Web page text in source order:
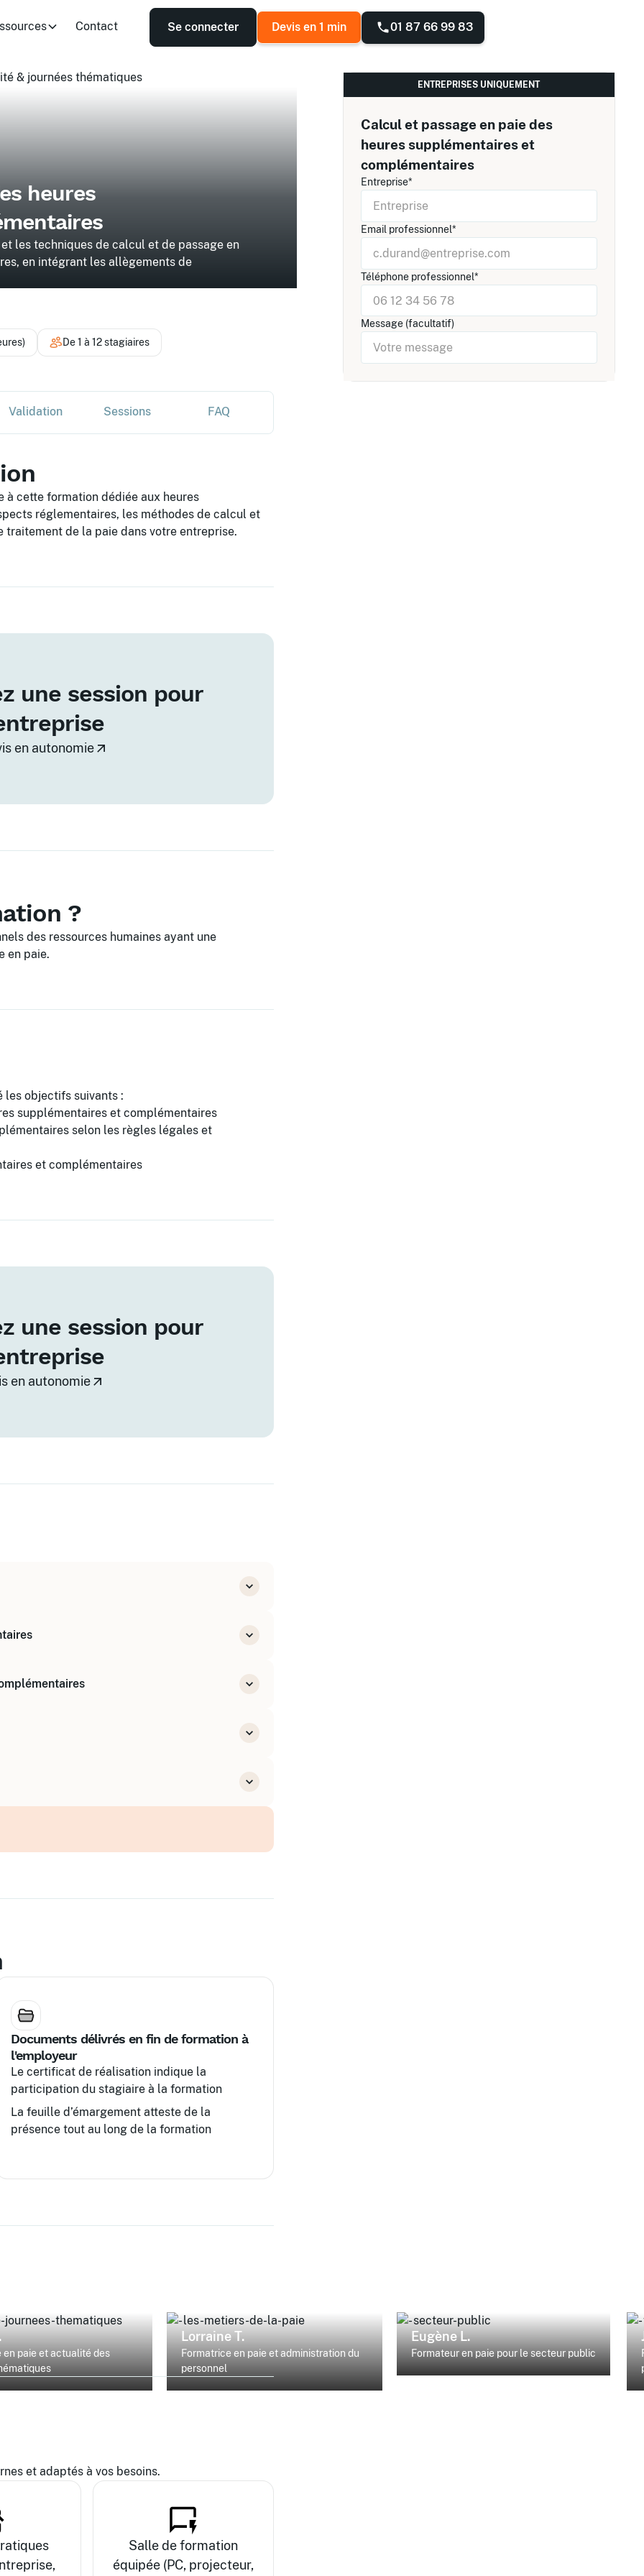
Contact Se connecter Devis en 1 min 01 87 66 99 83
& journées thématiques
heures
les techniques de calcul et de passage en
en intégrant les allègements de
De 1 à 12 stagiaires
Validation Sessions FAQ
à cette formation dédiée aux heures
réglementaires, les méthodes de calcul et
de la paie dans votre entreprise.
une session pour
en autonomie
?
des ressources humaines ayant une
en paie.
les objectifs suivants :
supplémentaires et complémentaires
selon les règles légales et
et complémentaires
une session pour
en autonomie
(CSG/RDS, net imposable, net social)
Documents délivrés en fin de formation à
l'employeur
Le certificat de réalisation indique la
participation du stagiaire à la formation
La feuille d’émargement atteste de la
présence tout au long de la formation
en paie et actualité des
Lorraine T.
Formatrice en paie et administration du
personnel
Eugène L.
Formateur en paie pour le secteur public
et adaptés à vos besoins.
Salle de formation
équipée (PC, projecteur,
ENTREPRISES UNIQUEMENT
Calcul et passage en paie des
heures supplémentaires et
complémentaires
Entreprise*
Email professionnel*
Téléphone professionnel*
Message (facultatif)